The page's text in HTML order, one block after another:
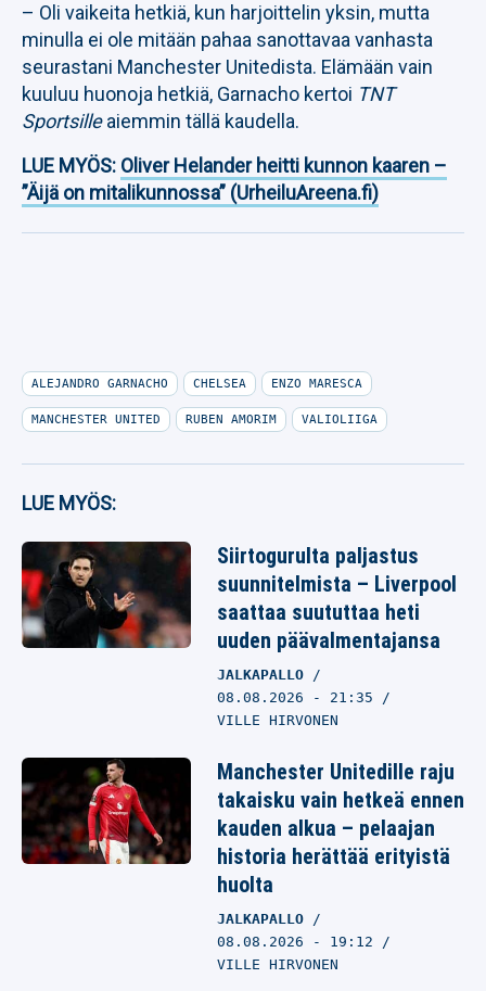
– Oli vaikeita hetkiä, kun harjoittelin yksin, mutta
minulla ei ole mitään pahaa sanottavaa vanhasta
seurastani Manchester Unitedista. Elämään vain
kuuluu huonoja hetkiä, Garnacho kertoi TNT
Sportsilleaiemmin tällä kaudella.
LUE MYÖS: Oliver Helander heitti kunnon kaaren –
”Äijä on mitalikunnossa” (UrheiluAreena.fi)
ALEJANDRO GARNACHO CHELSEA ENZO MARESCA
MANCHESTER UNITED RUBEN AMORIM VALIOLIIGA
LUE MYÖS:
Siirtogurulta paljastus
suunnitelmista – Liverpool
saattaa suututtaa heti
uuden päävalmentajansa
JALKAPALLO
08.08.2026 - 21:35
VILLE HIRVONEN
Manchester Unitedille raju
takaisku vain hetkeä ennen
kauden alkua – pelaajan
historia herättää erityistä
huolta
JALKAPALLO
08.08.2026 - 19:12
VILLE HIRVONEN